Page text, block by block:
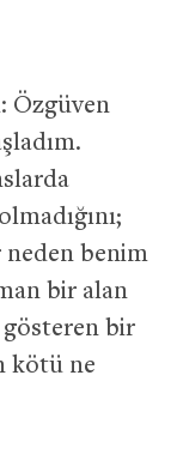
Özgüven
benim
bir alan
gösteren bir
kötü ne